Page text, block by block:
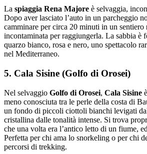
La spiaggia Rena Majore è selvaggia,
Dopo aver lasciato l’auto in un parcheggio
camminare per circa 20 minuti in un sentiero
incontaminata per raggiungerla. La sabbia è
quarzo bianco, rosa e nero, uno spettacolo
nel Mediterraneo.
5. Cala Sisine (Golfo di Orosei)
Nel selvaggio Golfo di Orosei, Cala Sisine
meno conosciuta tra le perle della costa di
un fondo di piccoli ciottoli bianchi levigati
cristallina dalle tonalità intense. Si trova
che una volta era l’antico letto di un fiume,
Perfetta per chi ama lo snorkeling o per chi
percorsi di trekking.